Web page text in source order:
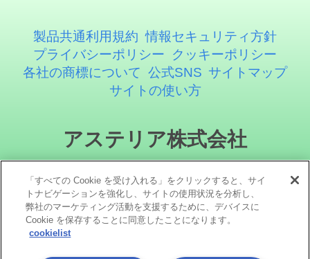
製品共通利用規約 情報セキュリティ方針
プライバシーポリシー
クッキーポリシー
各社の商標について 公式SNS サイトマップ
サイトの使い方
アステリア株式会社
「すべての Cookie を受け入れる」をクリックすると、サイ
トナビゲーションを強化し、サイトの使用状況を分析し、
弊社のマーケティング活動を支援するために、デバイスに
Cookie を保存することに同意したことになります。
cookielist